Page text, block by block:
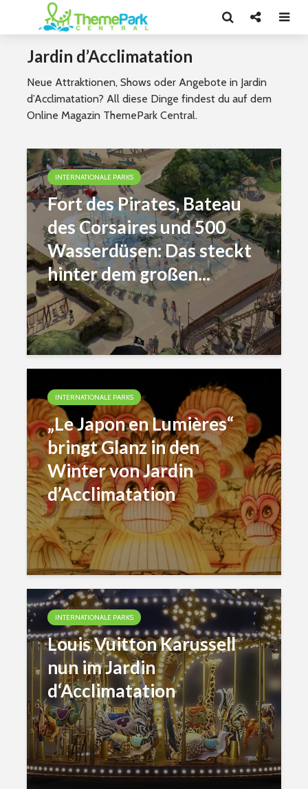
Jardin d’Acclimatation
Neue Attraktionen, Shows oder Angebote in Jardin
d’Acclimatation? All diese Dinge findest du auf dem
Online Magazin ThemePark Central.
INTERNATIONALE PARKS
Fort des Pirates, Bateau
des Corsaires und 500
Wasserdüsen: Das steckt
hinter dem großen...
INTERNATIONALE PARKS
„Le Japon en Lumières“
bringt Glanz in den
Winter von Jardin
d’Acclimatation
INTERNATIONALE PARKS
Louis Vuitton Karussell
nun im Jardin
d‘Acclimatation